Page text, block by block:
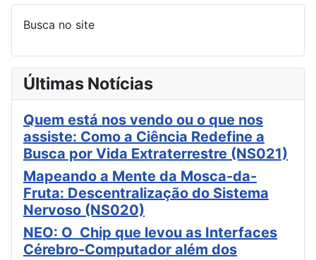
Busca no site
Últimas Notícias
Quem está nos vendo ou o que nos
assiste: Como a Ciência Redefine a
Busca por Vida Extraterrestre (NS021)
Mapeando a Mente da Mosca-da-
Fruta: Descentralização do Sistema
Nervoso (NS020)
NEO: O Chip que levou as Interfaces
Cérebro-Computador além dos